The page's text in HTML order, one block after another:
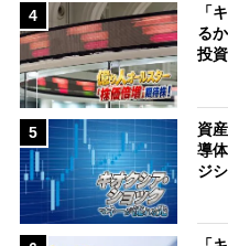
4
「
る
投
5
資
導
ジ